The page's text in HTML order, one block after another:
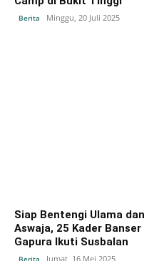
Berita Minggu, 20 Juli 2025
Siap Bentengi Ulama dan
Aswaja, 25 Kader Banser
Gapura Ikuti Susbalan
Berita Jumat, 16 Mei 2025